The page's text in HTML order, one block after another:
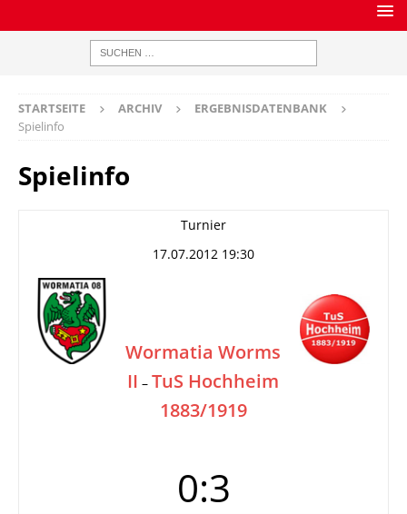
STARTSEITE ARCHIV
ERGEBNISDATENBANK
Spielinfo
Spielinfo
Turnier
17.07.2012 19:30
Wormatia Worms
II – TuS Hochheim
1883/1919
0:3